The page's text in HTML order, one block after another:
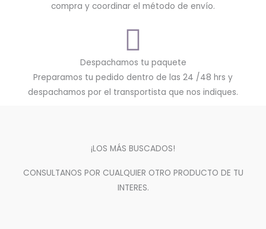
compra y coordinar el método de envío.
Despachamos tu paquete
Preparamos tu pedido dentro de las 24 /48 hrs y
despachamos por el transportista que nos indiques.
¡LOS MÁS BUSCADOS!
CONSULTANOS POR CUALQUIER OTRO PRODUCTO DE TU
INTERES.